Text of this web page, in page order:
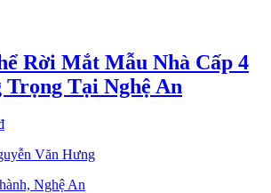
Rời Mắt Mẫu Nhà Cấp 4
Trọng Tại Nghệ An
Văn Hưng
Nghệ An